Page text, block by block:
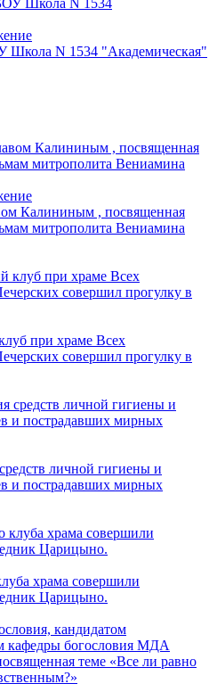
Школа N 1534 "Академическая"
Калининым , посвященная
митрополита Вениамина
при храме Всех
совершил прогулку в
личной гигиены и
и пострадавших мирных
храма совершили
Царицыно.